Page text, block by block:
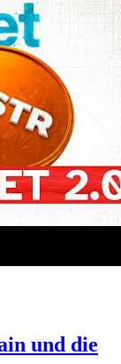
und die